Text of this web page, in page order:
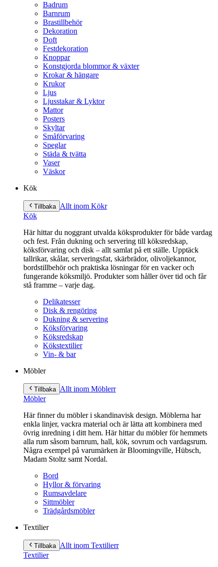
Badrum
Barnrum
Brastillbehör
Dekoration
Doft
Festdekoration
Knoppar
Konstgjorda blommor & växter
Krokar & hängare
Krukor
Ljus
Ljusstakar & Lyktor
Mattor
Posters
Skyltar
Småförvaring
Speglar
Städa & tvätta
Vaser
Väskor
Kök
Tillbaka Allt inom Kökr
Kök
Här hittar du noggrant utvalda köksprodukter för både vardag
och fest. Från dukning och servering till köksredskap,
köksförvaring och disk – allt samlat på ett ställe. Upptäck
tallrikar, skålar, serveringsfat, skärbrädor, olivoljekannor,
bordstillbehör och praktiska lösningar för en vacker och
fungerande köksmiljö. Produkter som håller över tid och får
stå framme – varje dag.
Delikatesser
Disk & rengöring
Dukning & servering
Köksförvaring
Köksredskap
Kökstextilier
Vin- & bar
Möbler
Tillbaka Allt inom Möblerr
Möbler
Här finner du möbler i skandinavisk design. Möblerna har
enkla linjer, vackra material och är lätta att kombinera med
övrig inredning i ditt hem. Här hittar du möbler för hemmets
alla rum såsom barnrum, hall, kök, sovrum och vardagsrum.
Några exempel på varumärken är Bloomingville, Hübsch,
Madam Stoltz samt Nordal.
Bord
Hyllor & förvaring
Rumsavdelare
Sittmöbler
Trädgårdsmöbler
Textilier
Tillbaka Allt inom Textilierr
Textilier